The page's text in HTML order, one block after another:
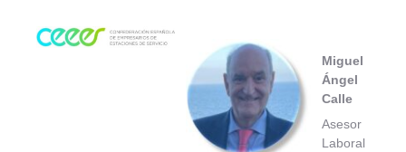
Miguel
Ángel
Calle
Asesor
Laboral